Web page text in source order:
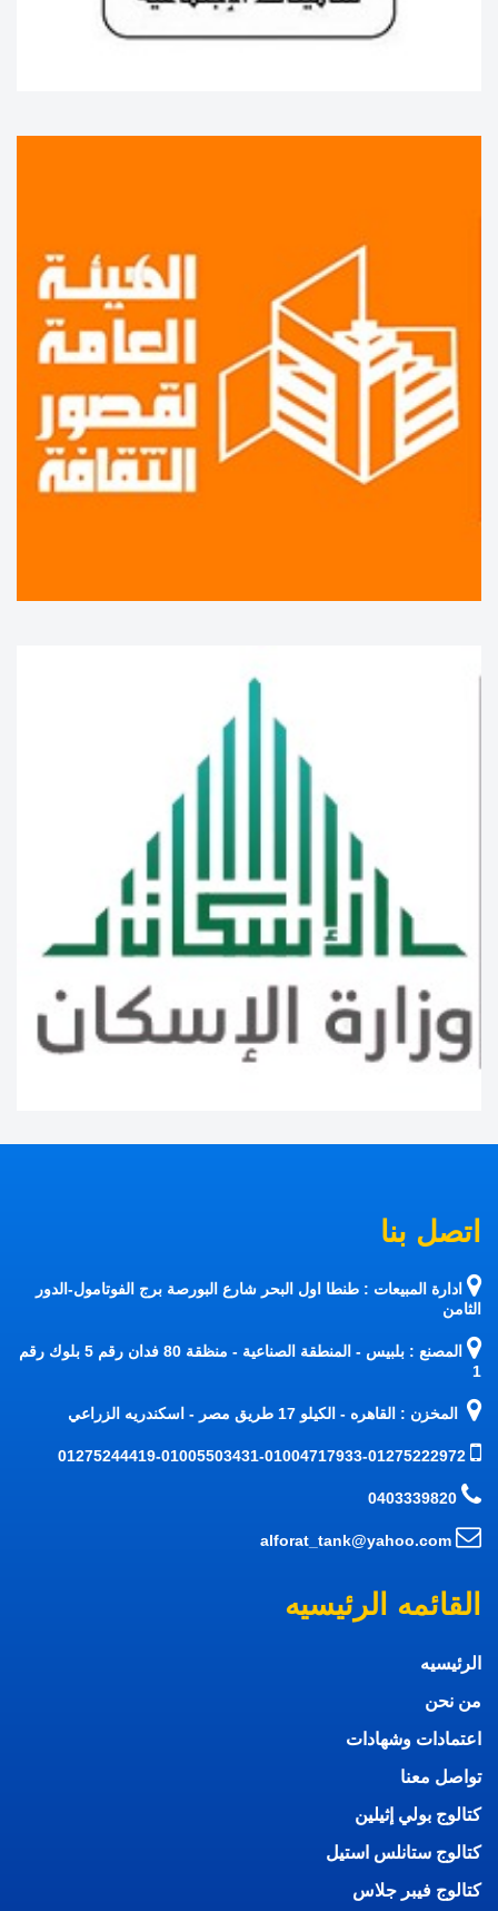
اتصل بنا
ادارة المبيعات : طنطا اول البحر شارع البورصة برج الفوتامول-الدور
الثامن
المصنع : بلبيس - المنطقة الصناعية - منظقة 80 فدان رقم 5 بلوك رقم
1
المخزن : القاهره - الكيلو 17 طريق مصر - اسكندريه الزراعي
01275244419-01005503431-01004717933-01275222972
0403339820
alforat_tank@yahoo.com
القائمه الرئيسيه
الرئيسيه
من نحن
اعتمادات وشهادات
تواصل معنا
كتالوج بولي إثيلين
كتالوج ستانلس استيل
كتالوج فيبر جلاس